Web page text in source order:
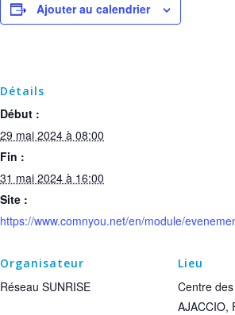
Ajouter au calendrier
Détails
Début :
29 mai 2024 à 08:00
Fin :
31 mai 2024 à 16:00
Site :
Lieu
Centre
AJACCIO,
Organisateur
Réseau SUNRISE